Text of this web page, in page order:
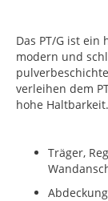
Das PT/G ist ein
modern und
verleihen dem
hohe Haltbarkeit.
Träger,